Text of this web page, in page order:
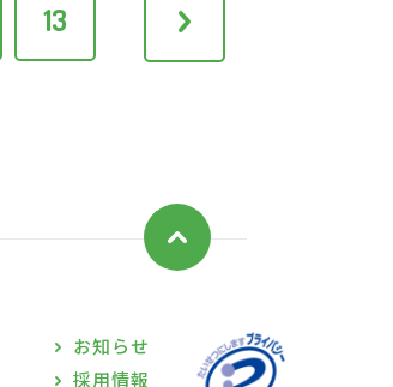
13
お知らせ
採用情報